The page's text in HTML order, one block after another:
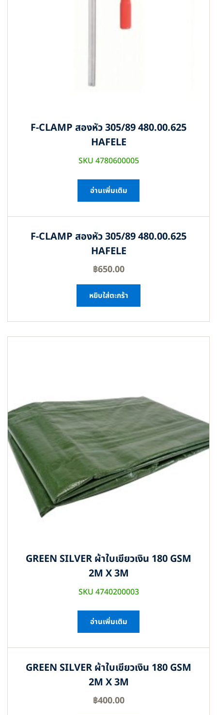
F-CLAMP สองหัว 305/89 480.00.625
HAFELE
SKU 4780600005
อ่านเพิ่มเติม
F-CLAMP สองหัว 305/89 480.00.625
HAFELE
฿650.00
หยิบใส่ตะกร้า
GREEN SILVER ผ้าใบเขียวเงิน 180 GSM
2M X 3M
SKU 4740200003
อ่านเพิ่มเติม
GREEN SILVER ผ้าใบเขียวเงิน 180 GSM
2M X 3M
฿400.00